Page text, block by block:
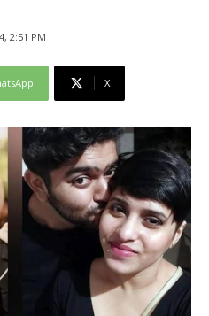
2:51 PM
X